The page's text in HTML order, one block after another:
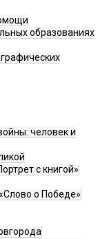
образованиях
человек и
с книгой»
о Победе»